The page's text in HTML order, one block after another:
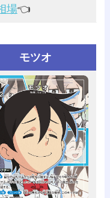
場👈️
モツオ